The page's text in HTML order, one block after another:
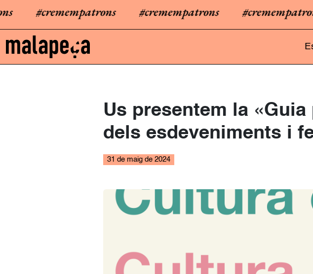
#cremempatrons #cremempatrons #cremempatrons
Us presentem la
dels esdeveniments i
31 de maig de 2024